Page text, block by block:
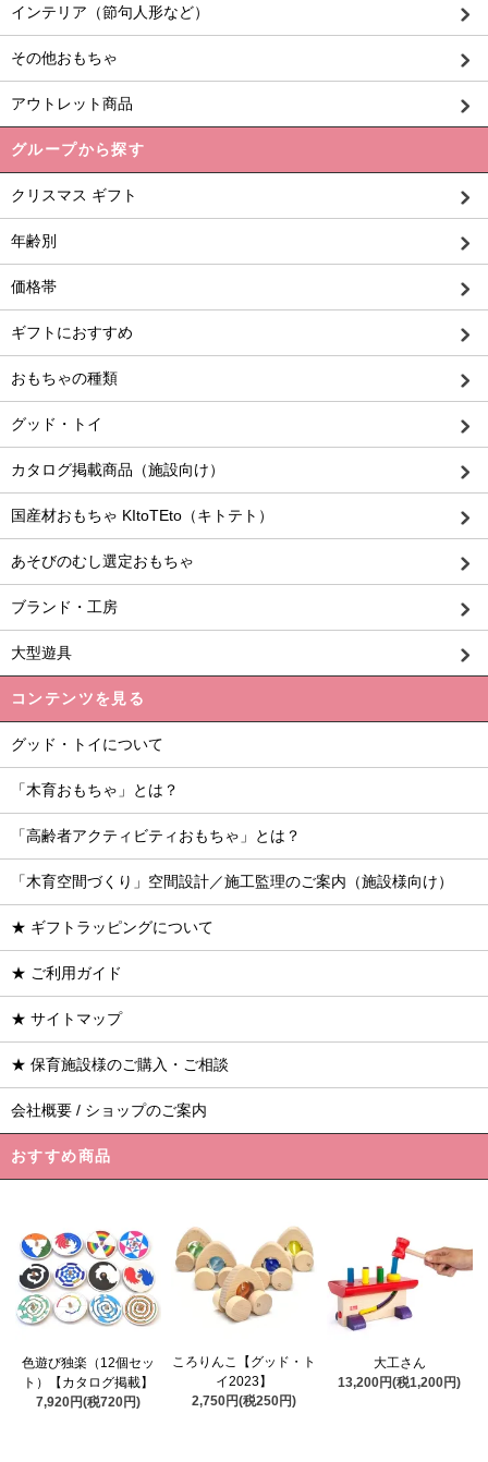
インテリア（節句人形など）
その他おもちゃ
アウトレット商品
グループから探す
クリスマス ギフト
年齢別
価格帯
ギフトにおすすめ
おもちゃの種類
グッド・トイ
カタログ掲載商品（施設向け）
国産材おもちゃ KItoTEto（キトテト）
あそびのむし選定おもちゃ
ブランド・工房
大型遊具
コンテンツを見る
グッド・トイについて
「木育おもちゃ」とは？
「高齢者アクティビティおもちゃ」とは？
「木育空間づくり」空間設計／施工監理のご案内（施設様向け）
★ ギフトラッピングについて
★ ご利用ガイド
★ サイトマップ
★ 保育施設様のご購入・ご相談
会社概要 / ショップのご案内
おすすめ商品
色遊び独楽（12個セッ
ト）【カタログ掲載】
7,920円(税720円)
ころりんこ【グッド・ト
イ2023】
2,750円(税250円)
大工さん
13,200円(税1,200円)